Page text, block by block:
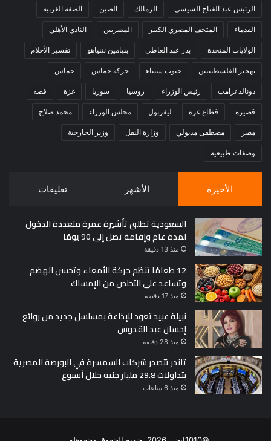
الرئيس عبد الفتاح السيسي الزمالك الصين الضفة الغربية
القدماء المتحف المصري الكبير المصريين النادي الأهلي
الولايات المتحدة بدر عبد العاطي بنيامين نتنياهو تفسير الأحلام
تهجير الفلسطينيين جنوب سيناء حركة حماس حماس
دونالد ترامب رئيس الوزراء روسيا سوريا غزة قصه
قصيره قطاع غزة ليفربول مجلس الوزراء محمد صلاح
مصر مصطفى مدبولي وزارة النقل وزير الخارجية
وصفات طبيعية
الأخيرة الأشهر تعليقات
السعودية تطلق تأشيرة عمرة متعددة الدخول
لمدة عام وإقامة تصل إلى 90 يومًا
منذ 13 دقيقة
12 طعامًا تنظم حركة الأمعاء وتحسن الهضم
وتساعد على التخلص من الإمساك
منذ 17 دقيقة
نبيلة عبيد تعود للإذاعة بمسلسل جديد من روائع
إحسان عبد القدوس
منذ 28 دقيقة
ثاندر تتصدر شركات السمسرة في البورصة المصرية
بتداولات 29.8 مليار جنيه خلال أسبوع
منذ 6 ساعات